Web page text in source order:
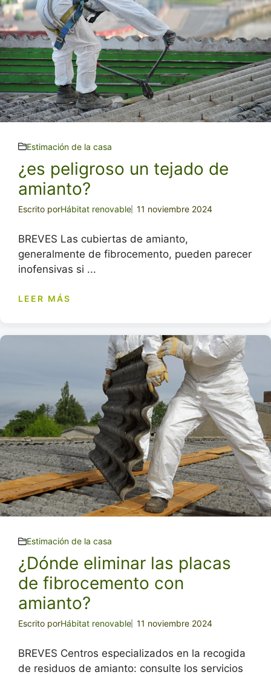
Estimación de la casa
¿es peligroso un tejado de
amianto?
Escrito porHábitat renovable 11 noviembre 2024
BREVES Las cubiertas de amianto,
generalmente de fibrocemento, pueden parecer
inofensivas si ...
LEER MÁS
Estimación de la casa
¿Dónde eliminar las placas
de fibrocemento con
amianto?
Escrito porHábitat renovable 11 noviembre 2024
BREVES Centros especializados en la recogida
de residuos de amianto: consulte los servicios